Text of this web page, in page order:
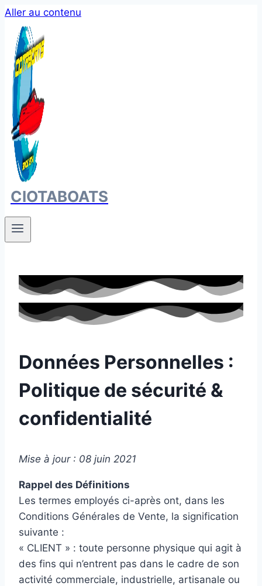
Aller au contenu
CIOTABOATS
Données Personnelles :
Politique de sécurité &
confidentialité
Mise à jour : 08 juin 2021
Rappel des Définitions
Les termes employés ci-après ont, dans les
Conditions Générales de Vente, la signification
suivante :
« CLIENT » : toute personne physique qui agit à
des fins qui n’entrent pas dans le cadre de son
activité commerciale, industrielle, artisanale ou